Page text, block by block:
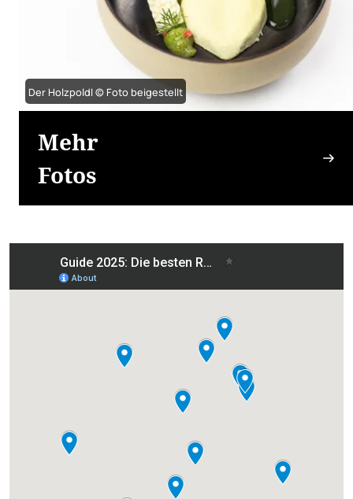
Der Holzpoldl © Foto beigestellt
Mehr
Fotos